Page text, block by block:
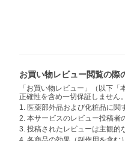
お買い物レビュー閲覧の際
「お買い物レビュー」（以下
正確性を含め一切保証しません
1. 医薬部外品および化粧品に関
2. 本サービスのレビュー投稿者
3. 投稿されたレビューは主観的